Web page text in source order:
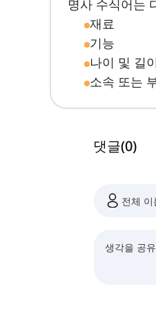
명사 수식어는
재료
기능
나이 및 길
소속 또는
댓글(0)